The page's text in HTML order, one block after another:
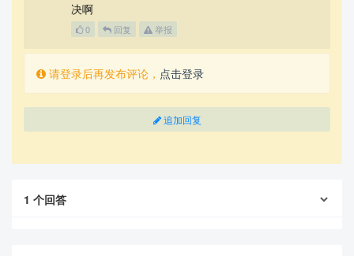
决啊
0 回复 举报
请登录后再发布评论， 点击登录
追加回复
1 个回答